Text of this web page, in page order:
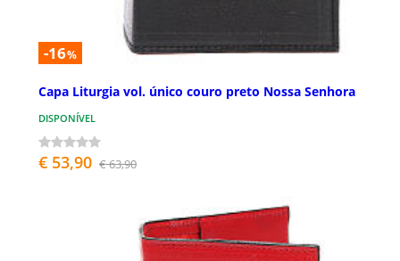
-16%
Capa Liturgia vol. único couro preto Nossa Senhora
DISPONÍVEL
€ 53,90 € 63,90